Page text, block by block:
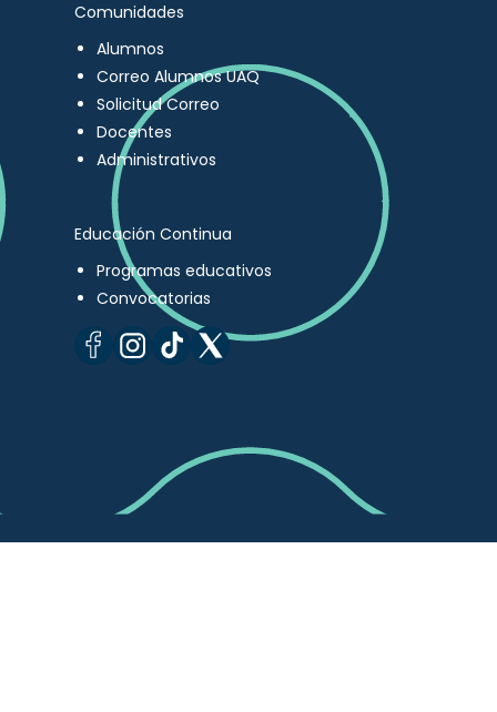
Comunidades
Alumnos
Correo Alumnos UAQ
Solicitud Correo
Docentes
Administrativos
Educación Continua
Programas educativos
Convocatorias